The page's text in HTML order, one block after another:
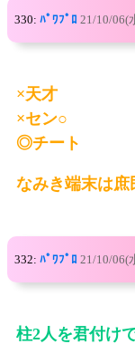
330: ﾊﾟﾜﾌﾟﾛ 21/10/06(
×天才
×セン○
◎チート
なみき端末は庶
332: ﾊﾟﾜﾌﾟﾛ 21/10/06(
柱2人を君付け